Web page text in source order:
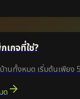
เกจที่ใช่?
านทั้งหมด เริ่มต้นเพียง
ด